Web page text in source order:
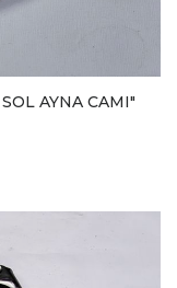
AYNA CAMI"